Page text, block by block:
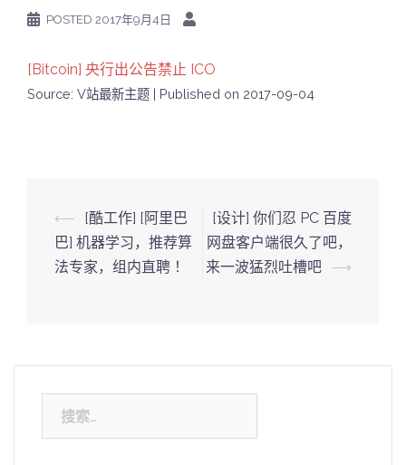
POSTED 2017年9月4日
[Bitcoin] 央行出公告禁止 ICO
Source: V站最新主题 Published on 2017-09-04
Post
navigation
⟵
[酷工作] [阿里巴
巴] 机器学习，推荐算
法专家，组内直聘 ！
[设计] 你们忍 PC 百度
网盘客户端很久了吧，
来一波猛烈吐槽吧 ⟶
索：